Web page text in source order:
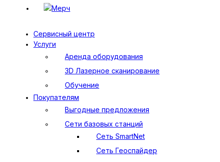
Мерч
Сервисный центр
Услуги
Аренда оборудования
3D Лазерное сканирование
Обучение
Покупателям
Выгодные предложения
Сети базовых станций
Сеть SmartNet
Сеть Геоспайдер